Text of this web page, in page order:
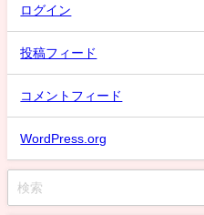
ログイン
投稿フィード
コメントフィード
WordPress.org